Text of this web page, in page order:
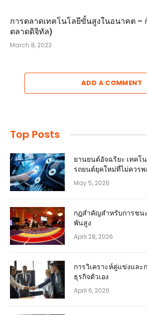
การตลาดเทคโนโลยีขั้นสูงในอนาคต –
ตลาดดิจิทัล)
March 8, 2023
ADD A COMMENT
Top Posts
ยานยนต์อัจฉริยะ เทคโ
รถยนต์ยุคใหม่ที่ไม่ควร
May 5, 2026
กฎสำคัญสำหรับการชน
พันสูง
April 28, 2026
การวิเคราะห์คู่แข่งและ
ธุรกิจตัวเอง
April 6, 2026